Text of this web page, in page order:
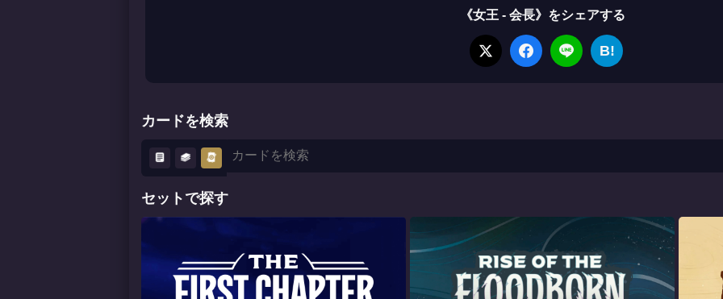
《女王 - 会長》をシェアする
B!
カードを検索
セットで探す